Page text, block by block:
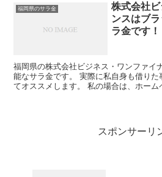
福岡県のサラ金
株式会社
ンスはブ
ラ金です！
福岡県の株式会社ビジネス・ワンファイ
能なサラ金です。 実際に私自身も借りた
てオススメします。 私の場合は、ホー
スポンサーリ